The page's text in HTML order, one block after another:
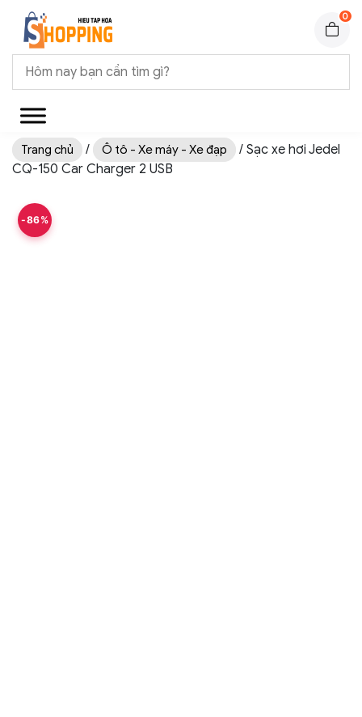
0
Trang chủ / Ô tô - Xe máy - Xe đạp
/ Sạc xe hơi Jedel
CQ-150 Car Charger 2 USB
-86%